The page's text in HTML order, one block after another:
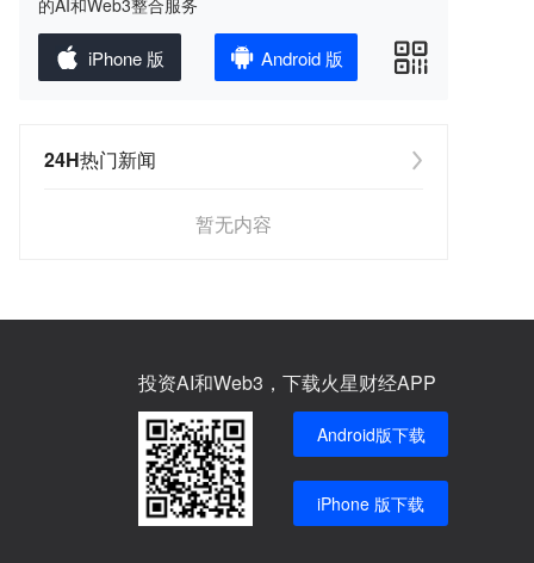
的AI和Web3整合服务
iPhone 版 Android 版
24H热门新闻
暂无内容
投资AI和Web3，下载火星财经APP
Android版下载
iPhone 版下载